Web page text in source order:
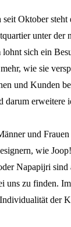
Oktober steht
unter der
sich ein
wie sie
und Kunden
darum erweitere
und
wie
Napapijri sind
uns zu finden.
der